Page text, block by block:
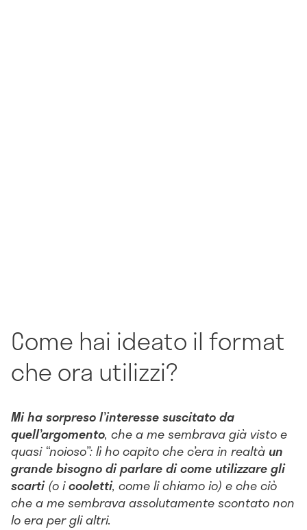
Come hai ideato il format
che ora utilizzi?
Mi ha sorpreso l’interesse suscitato da
quell’argomento, che a me sembrava già visto e
quasi “noioso”: lì ho capito che c’era in realtà un
grande bisogno di parlare di come utilizzare gli
scarti(o icooletti, come li chiamo io) e che ciò
che a me sembrava assolutamente scontato non
lo era per gli altri.